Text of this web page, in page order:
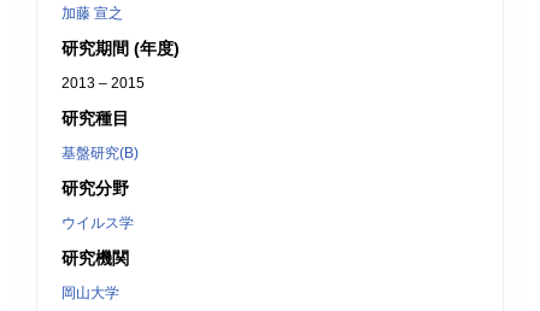
加藤 宣之
研究期間 (年度)
2013 – 2015
研究種目
基盤研究(B)
研究分野
ウイルス学
研究機関
岡山大学